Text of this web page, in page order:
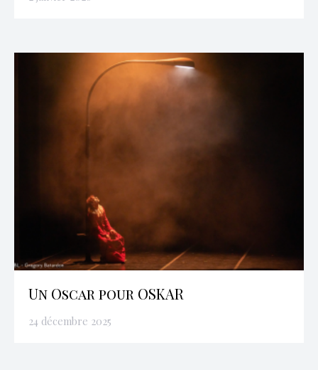
Un Oscar pour OSKAR
24 décembre 2025